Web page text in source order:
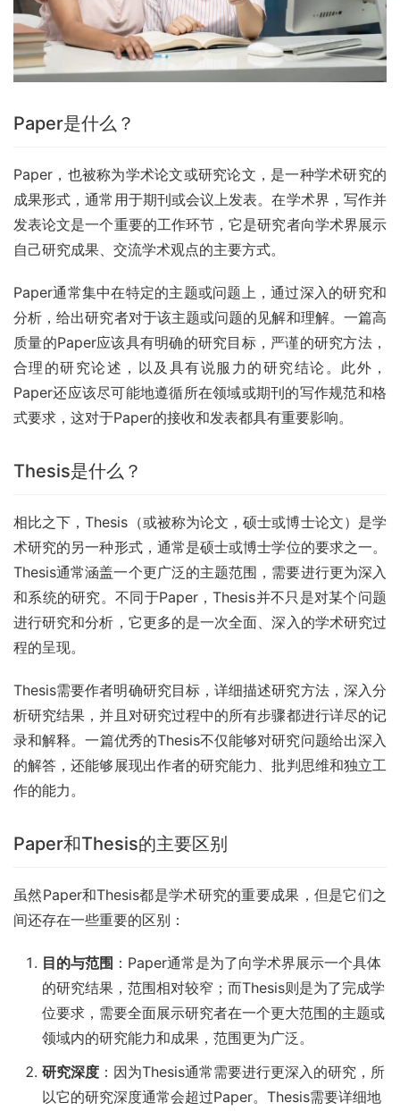
Paper是什么？
Paper，也被称为学术论文或研究论文，是一种学术研究的
成果形式，通常用于期刊或会议上发表。在学术界，写作并
发表论文是一个重要的工作环节，它是研究者向学术界展示
自己研究成果、交流学术观点的主要方式。
Paper通常集中在特定的主题或问题上，通过深入的研究和
分析，给出研究者对于该主题或问题的见解和理解。一篇高
质量的Paper应该具有明确的研究目标，严谨的研究方法，
合理的研究论述，以及具有说服力的研究结论。此外，
Paper还应该尽可能地遵循所在领域或期刊的写作规范和格
式要求，这对于Paper的接收和发表都具有重要影响。
Thesis是什么？
相比之下，Thesis（或被称为论文，硕士或博士论文）是学
术研究的另一种形式，通常是硕士或博士学位的要求之一。
Thesis通常涵盖一个更广泛的主题范围，需要进行更为深入
和系统的研究。不同于Paper，Thesis并不只是对某个问题
进行研究和分析，它更多的是一次全面、深入的学术研究过
程的呈现。
Thesis需要作者明确研究目标，详细描述研究方法，深入分
析研究结果，并且对研究过程中的所有步骤都进行详尽的记
录和解释。一篇优秀的Thesis不仅能够对研究问题给出深入
的解答，还能够展现出作者的研究能力、批判思维和独立工
作的能力。
Paper和Thesis的主要区别
虽然Paper和Thesis都是学术研究的重要成果，但是它们之
间还存在一些重要的区别：
目的与范围 ：Paper通常是为了向学术界展示一个具体
的研究结果，范围相对较窄；而Thesis则是为了完成学
位要求，需要全面展示研究者在一个更大范围的主题或
领域内的研究能力和成果，范围更为广泛。
研究深度 ：因为Thesis通常需要进行更深入的研究，所
以它的研究深度通常会超过Paper。Thesis需要详细地